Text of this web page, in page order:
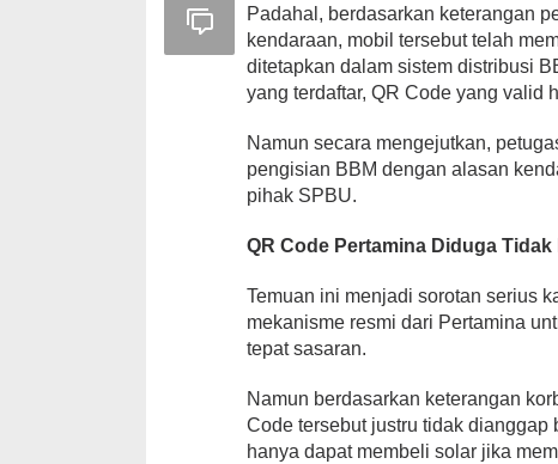
Padahal, berdasarkan keterangan
kendaraan, mobil tersebut telah
ditetapkan dalam sistem distribusi
yang terdaftar, QR Code yang valid
Namun secara mengejutkan,
pengisian BBM dengan alasan
pihak SPBU.
QR Code Pertamina Diduga Tidak
Temuan ini menjadi sorotan serius
mekanisme resmi dari Pertamina
tepat sasaran.
Namun berdasarkan keterangan
Code tersebut justru tidak
hanya dapat membeli solar jika